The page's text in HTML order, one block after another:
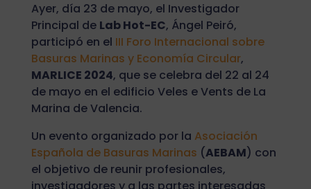
Ayer, día 23 de mayo, el Investigador
Principal de Lab Hot-EC, Ángel Peiró,
participó en el III Foro Internacional sobre
Basuras Marinas y Economía Circular,
MARLICE 2024, que se celebra del 22 al 24
de mayo en el edificio Veles e Vents de La
Marina de Valencia.
Un evento organizado por la Asociación
Española de Basuras Marinas (AEBAM) con
el objetivo de reunir profesionales,